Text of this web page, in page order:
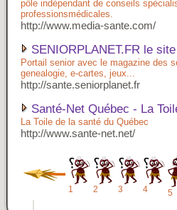
pôle indépendant de conseils
professionsmédicales.
http://www.media-sante.com/
SENIORPLANET.FR le
Portail senior avec le magazine des
genealogie, e-cartes, jeux...
http://sante.seniorplanet.fr
Santé-Net Québec - La
La Toile de la santé du Québec
http://www.sante-net.net/
1 2 3 4 5